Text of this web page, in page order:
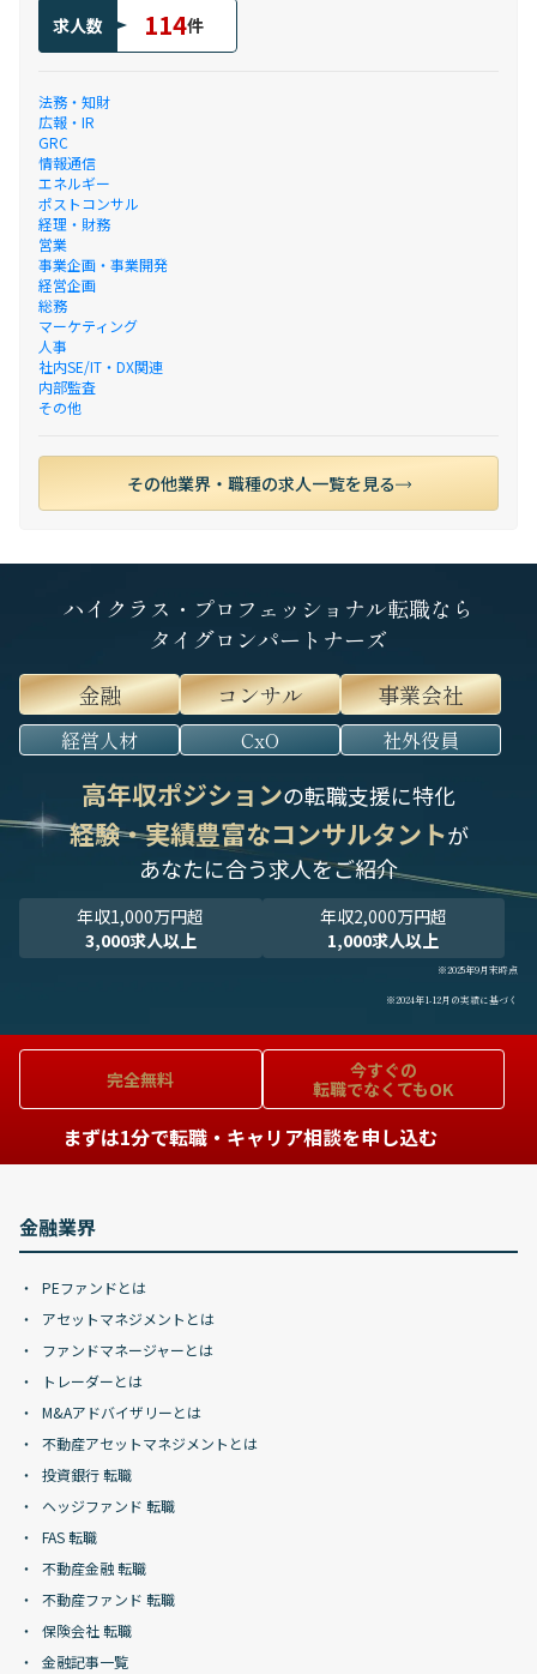
求人数 114件
法務・知財
広報・IR
GRC
情報通信
エネルギー
ポストコンサル
経理・財務
営業
事業企画・事業開発
経営企画
総務
マーケティング
人事
社内SE/IT・DX関連
内部監査
その他
その他業界・職種の求人一覧を見る
ハイクラス・プロフェッショナル転職なら
タイグロンパートナーズ
金融
コンサル 事業会社
経営人材 CxO 社外役員
高年収ポジションの転職支援に特化
経験・実績豊富なコンサルタントが
あなたに合う求人をご紹介
年収1,000万円超
3,000求人以上
年収2,000万円超
1,000求人以上
※2025年9月末時点
※2024年1-12月の実績に基づく
完全無料
今すぐの
転職でなくてもOK
まずは1分で転職・キャリア相談を申し込む
金融業界
PEファンドとは
アセットマネジメントとは
ファンドマネージャーとは
トレーダーとは
M&Aアドバイザリーとは
不動産アセットマネジメントとは
投資銀行 転職
ヘッジファンド 転職
FAS 転職
不動産金融 転職
不動産ファンド 転職
保険会社 転職
金融記事一覧